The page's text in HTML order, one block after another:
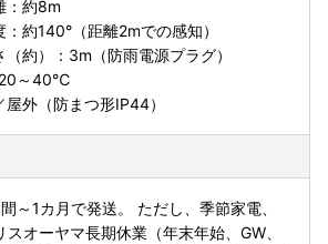
：約8m
約140°（距離2mでの感知）
約）：3m（防雨電源プラグ）
20～40℃
外（防まつ形IP44）
～1カ月で発送。 ただし、季節家電、
オーヤマ長期休業（年末年始、GW、